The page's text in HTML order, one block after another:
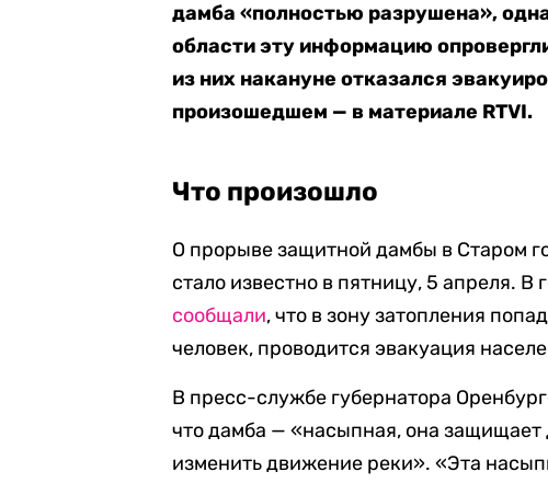
дамба «полностью разрушена»,
области эту информацию
из них накануне отказался
произошедшем — в материале RTVI.
Что произошло
О прорыве защитной дамбы в Старом
стало известно в пятницу, 5 апреля.
сообщали, что в зону затопления
человек, проводится эвакуация
В пресс-службе губернатора
что дамба — «насыпная, она защищает
изменить движение реки». «Эта